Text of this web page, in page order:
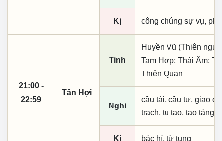
Kị công chúng sự vụ,
21:00 -
22:59
Tân Hợi
Tinh
Huyền Vũ (Thiên
Tam Hợp; Thái Âm;
Thiên Quan
Nghi
cầu tài, cầu tự, giao
trạch, tu tạo, tạo táng,
Kị bác hí, từ tụng